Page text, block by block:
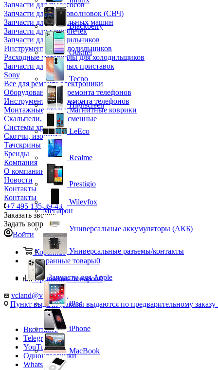
Запчасти для пылесосов
Запчасти для микроволновок (СВЧ)
Запчасти для стиральных машин
Запчасти для хлебопечек
Запчасти для холодильников
Инструмент для холодильщиков
Расходные материалы для холодильщиков
Запчасти для игровых приставок
Sony
Все для ремонта электроники
Оборудование для ремонта телефонов
Инструменты для ремонта телефонов
Монтажные столы, магнитные коврики
Скальпели, лезвия сменные
Системы хранения
Скотчи, изолента
Тачскрины
Бренды
Компания
О компании
Новости
Контакты
Контакты
+7 495 135-39-43
Заказать звонок
Задать вопрос
Войти
Корзина0
Избранные товары0
Сравнение товаров0
vcland@vcland.ru
Пункт выдачи (заказы выдаются по предварительному заказу
Вконтакте
Telegram
YouTube
Одноклассники
WhatsApp
Blackberry
Oukitel
Tecno
Highscreen
LeEco
Realme
Prestigio
Wileyfox
Мегафон
Универсальные аккумуляторы (АКБ)
Универсальные разъемы/контакты
Запчасти для Apple
iPad
iPhone
MacBook